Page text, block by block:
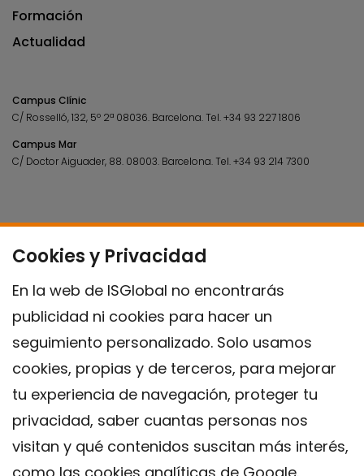
Cookies y Privacidad
En la web de ISGlobal no encontrarás
publicidad ni cookies para hacer un
seguimiento personalizado. Solo usamos
cookies, propias y de terceros, para mejorar
tu experiencia de navegación, proteger tu
privacidad, saber cuantas personas nos
visitan y qué contenidos suscitan más interés,
como las cookies analíticas de Google.
Formación
Actualidad
Campus Clínic
C/ Rosselló, 132, 5º 2ª 08036. Barcelona.Tel.+34 93 227 1806
Campus Mar
C/ Doctor Aiguader, 88. 08003. Barcelona.Tel.+34 93 214 7300